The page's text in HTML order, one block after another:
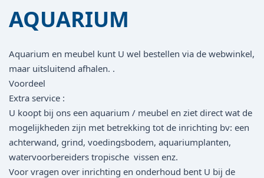
AQUARIUM
Aquarium en meubel kunt U wel bestellen via de webwinkel,
maar uitsluitend afhalen. .
Voordeel
Extra service :
U koopt bij ons een aquarium / meubel en ziet direct wat de
mogelijkheden zijn met betrekking tot de inrichting bv: een
achterwand, grind, voedingsbodem, aquariumplanten,
watervoorbereiders tropische vissen enz.
Voor vragen over inrichting en onderhoud bent U bij de